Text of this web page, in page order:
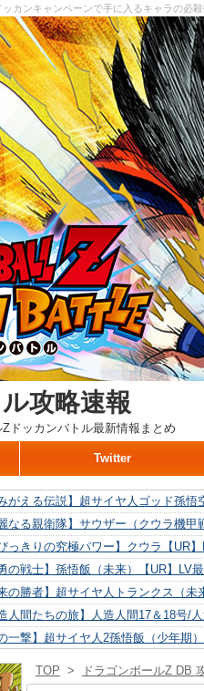
ッカンキャンペーンで手に入るキャラの必
攻略速報
Zドッカンバトル最新情報まとめ
Twitter
がえる伝説】超サイヤ人ゴッド孫
なる親衛隊】サウザー（クウラ機
っきりの究極パワー】クウラ【UR
の戦士】孫悟飯（未来）【UR】LV
の勝者】超サイヤ人トランクス（
人間たちの旅】人造人間17＆18号/
一撃】超サイヤ人2孫悟飯（少年期
ける精神力】人造人間18号【UR】
とひらめき】クリリン【UR】LV最
TOP > ドラゴンボールZ DB